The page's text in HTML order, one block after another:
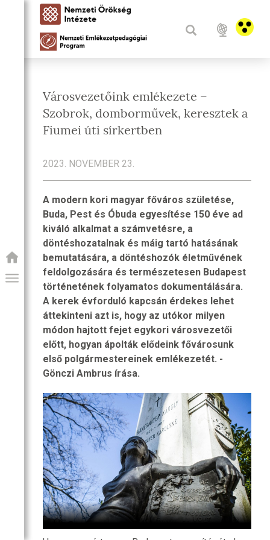
PROGRAM
Városvezetőink emlékezete –
Szobrok, domborművek, keresztek a
Fiumei úti sírkertben
2023. NOVEMBER 23.
A modern kori magyar főváros születése,
Buda, Pest és Óbuda egyesítése 150 éve ad
kiváló alkalmat a számvetésre, a
döntéshozatalnak és máig tartó hatásának
bemutatására, a döntéshozók életművének
feldolgozására és természetesen Budapest
történetének folyamatos dokumentálására.
A kerek évforduló kapcsán érdekes lehet
áttekinteni azt is, hogy az utókor milyen
módon hajtott fejet egykori városvezetői
előtt, hogyan ápolták elődeink fővárosunk
első polgármestereinek emlékezetét. -
Gönczi Ambrus írása.